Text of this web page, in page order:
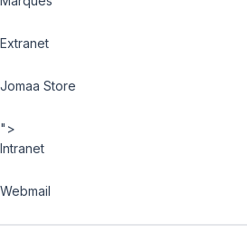
Extranet
Jomaa Store
">
Intranet
Webmail